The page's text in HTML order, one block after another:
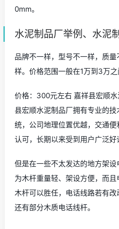
0mm。
水泥制品厂举例、水泥
品牌不一样，型号不一样，质
样。价格范围一般在1万到3万之
价格：300元左右 嘉祥县宏顺
县宏顺水泥制品厂拥有专业的
统，公司地理位置优越，交通
认可，长期以来受到用户广泛好
但是在一些不太发达的地方架
为木杆重量轻、架设方便，而且
木杆可以胜任，电话线路若有改
还有部分木质电话线杆。